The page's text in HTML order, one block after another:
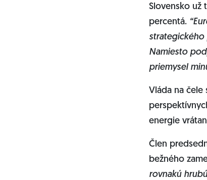
Slovensko už
percentá.
strategického
Namiesto
priemysel
Vláda na čele
energie
Člen
bežného
rovnakú